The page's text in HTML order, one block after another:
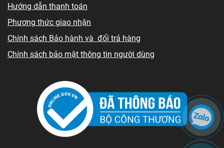
Hướng dẫn thanh toán
Phương thức giao nhận
Chính sách Bảo hành và đổi trả hàng
Chính sách bảo mật thông tin người dùng